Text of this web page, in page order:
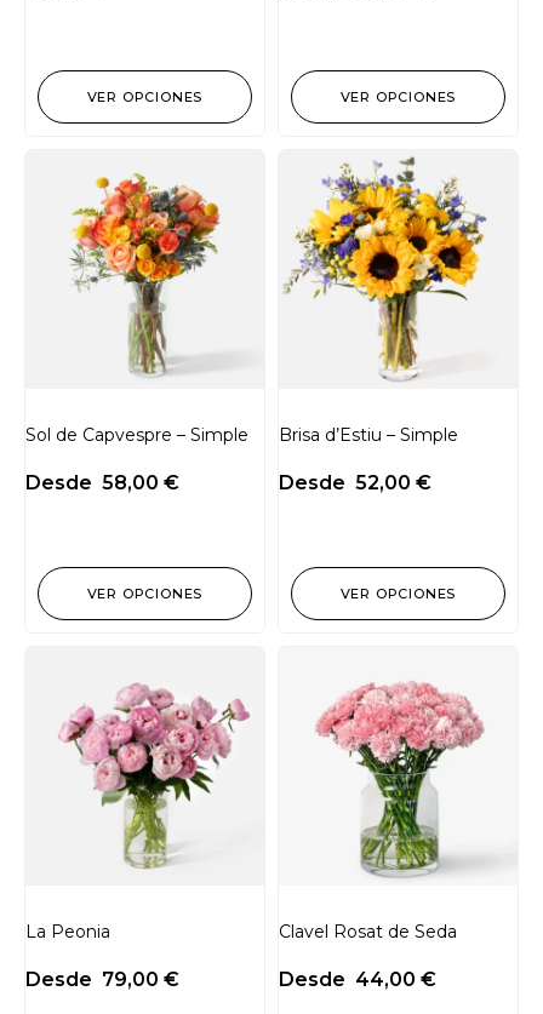
VER OPCIONES VER OPCIONES
Sol de Capvespre – Simple
Desde 58,00 €
VER OPCIONES
Brisa d’Estiu – Simple
Desde 52,00 €
VER OPCIONES
La Peonia
Desde 79,00 €
Clavel Rosat de Seda
Desde 44,00 €